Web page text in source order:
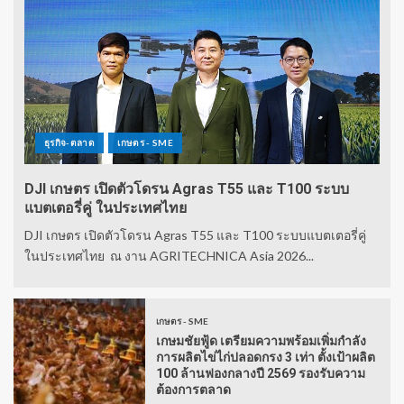
ธุรกิจ-ตลาด เกษตร - SME
DJI เกษตร เปิดตัวโดรน Agras T55 และ T100 ระบบ
แบตเตอรี่คู่ ในประเทศไทย
DJI เกษตร เปิดตัวโดรน Agras T55 และ T100 ระบบแบตเตอรี่คู่
ในประเทศไทย ณ งาน AGRITECHNICA Asia 2026...
เกษตร - SME
เกษมชัยฟู้ด เตรียมความพร้อมเพิ่มกำลัง
การผลิตไข่ไก่ปลอดกรง 3 เท่า ตั้งเป้าผลิต
100 ล้านฟองกลางปี 2569 รองรับความ
ต้องการตลาด